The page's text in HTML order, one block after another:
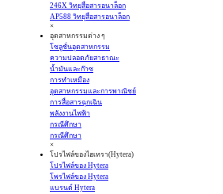
246X วิทยุสื่อสารอนาล็อก
AP588 วิทยุสื่อสารอนาล็อก
×
อุตสาหกรรมต่าง ๆ
โซลูชั่นอุตสาหกรรม
ความปลอดภัยสาธาณะ
น้ำมันและก๊าซ
การทำเหมือง
อุตสาหกรรมและการพาณิชย์
การสื่อสารฉุกเฉิน
พลังงานไฟฟ้า
กรณีศึกษา
กรณีศึกษา
×
โปรไฟล์ของไฮเทรา(Hytera)
โปรไฟล์ของ Hytera
โพรไฟล์ของ Hytera
แบรนด์ Hytera